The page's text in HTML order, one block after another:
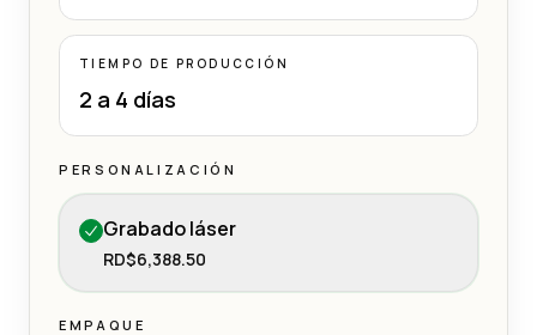
TIEMPO DE PRODUCCIÓN
2 a 4 días
PERSONALIZACIÓN
Grabado láser
RD$6,388.50
EMPAQUE